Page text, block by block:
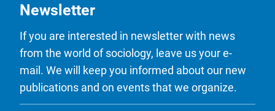
Newsletter
If you are interested in newsletter with news
from the world of sociology, leave us your e-
mail. We will keep you informed about our new
publications and on events that we organize.